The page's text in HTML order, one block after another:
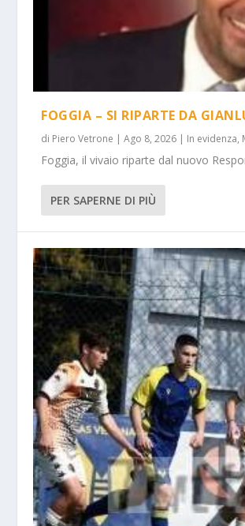
FOGGIA – SI RIPARTE DA
di Piero Vetrone |Ago 8, 2026 | In evidenza,
Foggia, il vivaio riparte dal nuovo
PER SAPERNE DI PIÙ